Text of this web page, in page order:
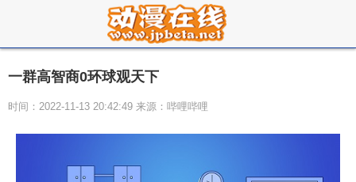
一群高智商0环球观天下
时间：2022-11-13 20:42:49 来源：哔哩哔哩